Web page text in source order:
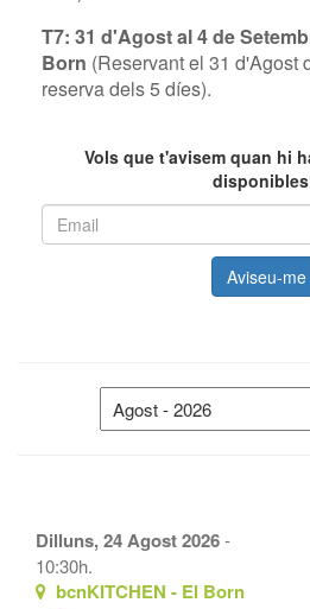
T7: 31 d'Agost al 4 de
Born (Reservant el 31 d'Agost
reserva dels 5 díes).
text
Vols que t'avisem quan hi
Aviseu-me
Dilluns, 24 Agost 2026-
10:30h.
bcnKITCHEN - El Born